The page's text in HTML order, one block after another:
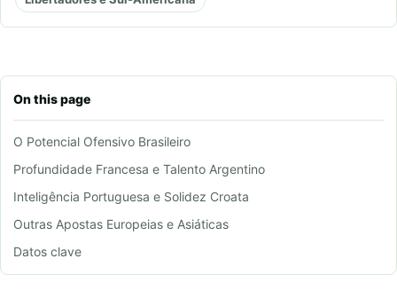
On this page
O Potencial Ofensivo Brasileiro
Profundidade Francesa e Talento Argentino
Inteligência Portuguesa e Solidez Croata
Outras Apostas Europeias e Asiáticas
Datos clave